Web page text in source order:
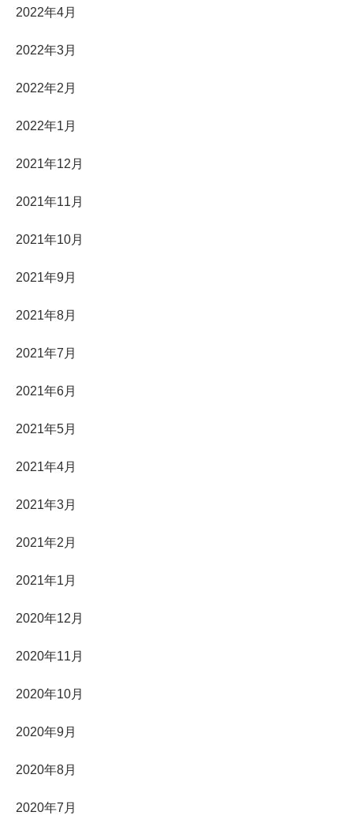
2022年4月
2022年3月
2022年2月
2022年1月
2021年12月
2021年11月
2021年10月
2021年9月
2021年8月
2021年7月
2021年6月
2021年5月
2021年4月
2021年3月
2021年2月
2021年1月
2020年12月
2020年11月
2020年10月
2020年9月
2020年8月
2020年7月